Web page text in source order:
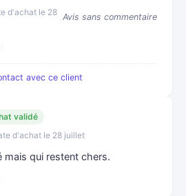
d'achat le 28 Avis sans commentaire
avec ce client
validé
d'achat le 28 juillet
mais qui restent chers.